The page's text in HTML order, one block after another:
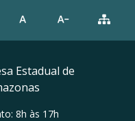
Estadual de
8h às 17h